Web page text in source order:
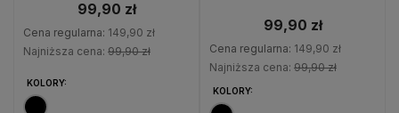
99,90 zł
Cena regularna: 149,90 zł
Najniższa cena: 99,90 zł
KOLORY:
99,90 zł
Cena regularna: 149,90 zł
Najniższa cena: 99,90 zł
KOLORY: